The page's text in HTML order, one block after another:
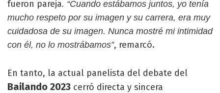
fueron pareja. “Cuando estábamos juntos, yo tenía
mucho respeto por su imagen y su carrera, era muy
cuidadosa de su imagen. Nunca mostré mi intimidad
con él, no lo mostrábamos”, remarcó.
En tanto, la actual panelista del debate del
Bailando 2023 cerró directa y sincera